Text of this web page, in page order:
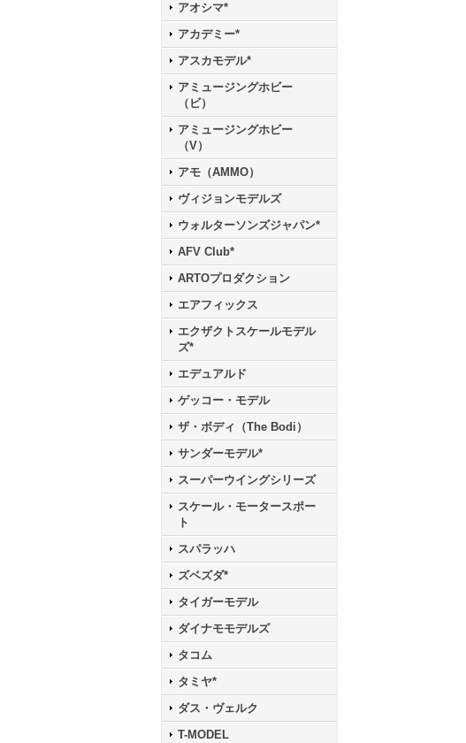
アオシマ*
アカデミー*
アスカモデル*
アミュージングホビー
（ビ）
アミュージングホビー
（V）
アモ（AMMO）
ヴィジョンモデルズ
ウォルターソンズジャパン*
AFV Club*
ARTOプロダクション
エアフィックス
エクザクトスケールモデル
ズ*
エデュアルド
ゲッコー・モデル
ザ・ボディ（The Bodi）
サンダーモデル*
スーパーウイングシリーズ
スケール・モータースポー
ト
スパラッハ
ズベズダ*
タイガーモデル
ダイナモモデルズ
タコム
タミヤ*
ダス・ヴェルク
T-MODEL